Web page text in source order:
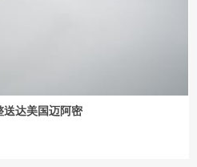
送达美国迈阿密